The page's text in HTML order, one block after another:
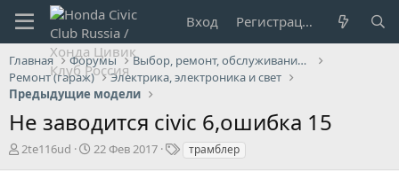
Вход Регистрация
Главная Форумы
Выбор, ремонт, обслуживание и эксплуатация
Ремонт (гараж)
Электрика, электроника и свет
Предыдущие модели
Не заводится civic 6,ошибка 15
А
2te116ud
Д
22 Фев 2017
Ттрамблер